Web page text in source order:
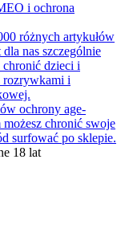
i ochrona
różnych artykułów
nas szczególnie
chronić dzieci i
rozrywkami i
ochrony age-
chronić swoje
surfować po sklepie.
18 lat